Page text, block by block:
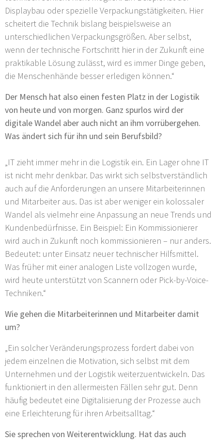
Displaybau oder spezielle Verpackungstätigkeiten. Hier
scheitert die Technik bislang beispielsweise an
unterschiedlichen Verpackungsgrößen. Aber selbst,
wenn der technische Fortschritt hier in der Zukunft eine
praktikable Lösung zulässt, wird es immer Dinge geben,
die Menschenhände besser erledigen können.“
Der Mensch hat also einen festen Platz in der Logistik
von heute und von morgen. Ganz spurlos wird der
digitale Wandel aber auch nicht an ihm vorrübergehen.
Was ändert sich für ihn und sein Berufsbild?
„IT zieht immer mehr in die Logistik ein. Ein Lager ohne IT
ist nicht mehr denkbar. Das wirkt sich selbstverständlich
auch auf die Anforderungen an unsere Mitarbeiterinnen
und Mitarbeiter aus. Das ist aber weniger ein kolossaler
Wandel als vielmehr eine Anpassung an neue Trends und
Kundenbedürfnisse. Ein Beispiel: Ein Kommissionierer
wird auch in Zukunft noch kommissionieren – nur anders.
Bedeutet: unter Einsatz neuer technischer Hilfsmittel.
Was früher mit einer analogen Liste vollzogen wurde,
wird heute unterstützt von Scannern oder Pick-by-Voice-
Techniken.“
Wie gehen die Mitarbeiterinnen und Mitarbeiter damit
um?
„Ein solcher Veränderungsprozess fordert dabei von
jedem einzelnen die Motivation, sich selbst mit dem
Unternehmen und der Logistik weiterzuentwickeln. Das
funktioniert in den allermeisten Fällen sehr gut. Denn
häufig bedeutet eine Digitalisierung der Prozesse auch
eine Erleichterung für ihren Arbeitsalltag.“
Sie sprechen von Weiterentwicklung. Hat das auch